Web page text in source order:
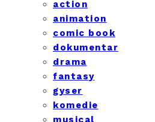
action
animation
comic book
dokumentar
drama
fantasy
gyser
komedie
musical